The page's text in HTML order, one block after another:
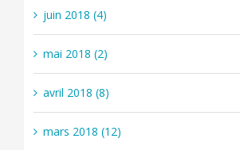
juin 2018 (4)
mai 2018 (2)
avril 2018 (8)
mars 2018 (12)